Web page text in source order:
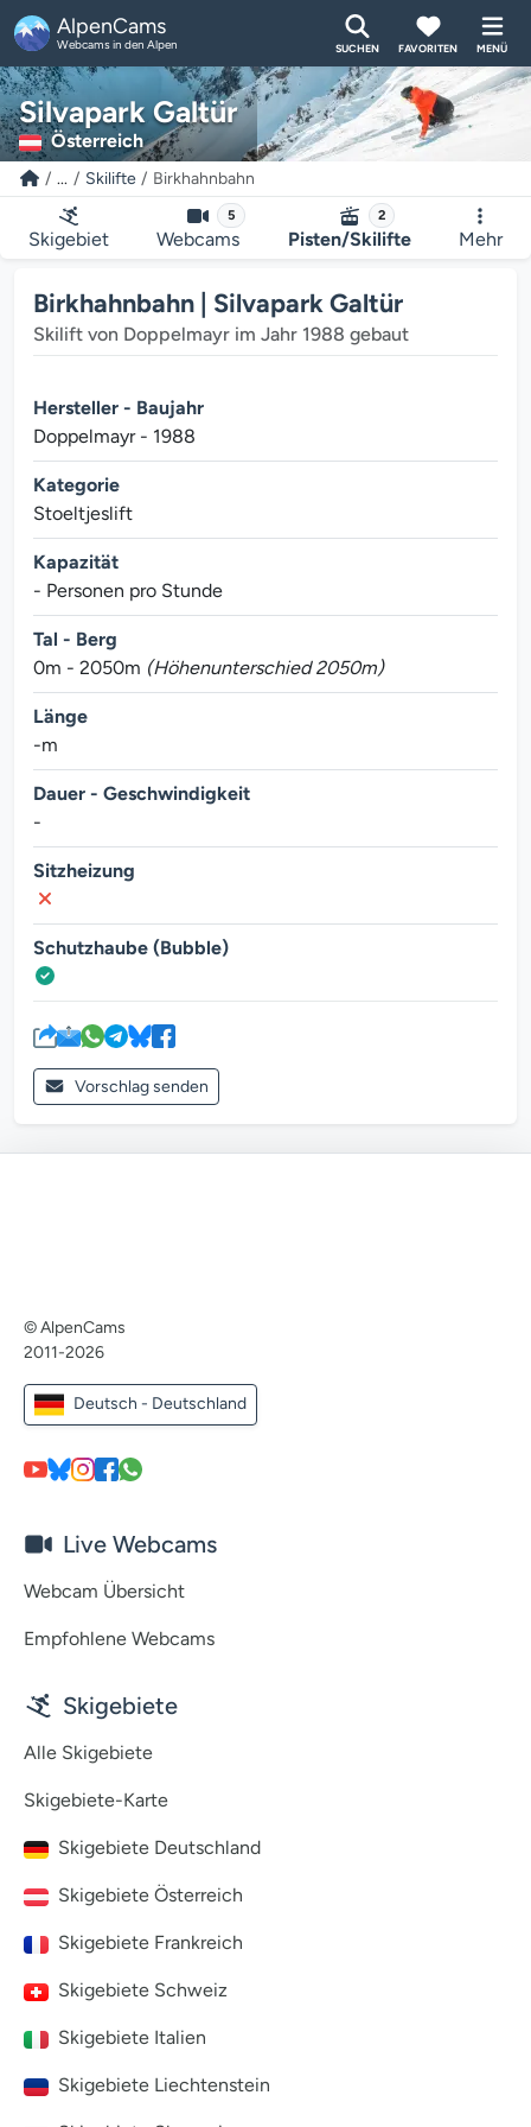
AlpenCams
Webcams in den Alpen SUCHEN FAVORITEN MENÜ
Silvapark Galtür
Österreich
... Skilifte Birkhahnbahn
Skigebiet
5
Webcams
2
Pisten/Skilifte Mehr
Birkhahnbahn | Silvapark Galtür
Skilift von Doppelmayr im Jahr 1988 gebaut
Hersteller - Baujahr
Doppelmayr - 1988
Kategorie
Stoeltjeslift
Kapazität
- Personen pro Stunde
Tal - Berg
0m - 2050m (Höhenunterschied 2050m)
Länge
-m
Dauer - Geschwindigkeit
-
Sitzheizung
Schutzhaube (Bubble)
Vorschlag senden
© AlpenCams
2011-2026
Deutsch - Deutschland
Live Webcams
Webcam Übersicht
Empfohlene Webcams
Skigebiete
Alle Skigebiete
Skigebiete-Karte
Skigebiete Deutschland
Skigebiete Österreich
Skigebiete Frankreich
Skigebiete Schweiz
Skigebiete Italien
Skigebiete Liechtenstein